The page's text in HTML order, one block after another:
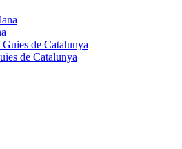
de Catalunya